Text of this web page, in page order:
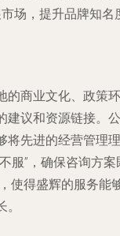
场，提升品牌知名
的商业文化、政策环
建议和资源链接。公
将先进的经营管理理
服”，确保咨询方案
使得盛辉的服务能